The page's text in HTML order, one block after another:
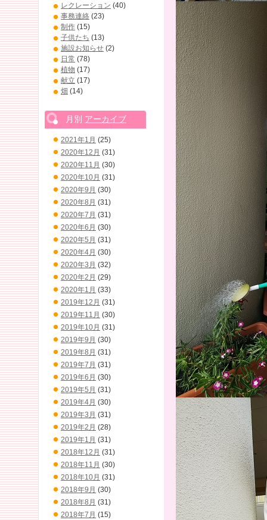
レクレーション (40)
事務連絡 (23)
制作 (15)
子供たち (13)
施設お知らせ (2)
日常 (78)
植物 (17)
献立 (17)
畑 (14)
月別 アーカイブ
2021年1月 (25)
2020年12月 (31)
2020年11月 (30)
2020年10月 (31)
2020年9月 (30)
2020年8月 (31)
2020年7月 (31)
2020年6月 (30)
2020年5月 (31)
2020年4月 (30)
2020年3月 (32)
2020年2月 (29)
2020年1月 (33)
2019年12月 (31)
2019年11月 (30)
2019年10月 (31)
2019年9月 (30)
2019年8月 (31)
2019年7月 (31)
2019年6月 (30)
2019年5月 (31)
2019年4月 (30)
2019年3月 (31)
2019年2月 (28)
2019年1月 (31)
2018年12月 (31)
2018年11月 (30)
2018年10月 (31)
2018年9月 (30)
2018年8月 (31)
2018年7月 (15)